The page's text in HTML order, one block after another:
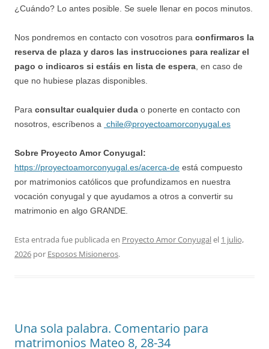
¿Cuándo? Lo antes posible. Se suele llenar en pocos minutos.
Nos pondremos en contacto con vosotros para confirmaros la
reserva de plaza y daros las instrucciones para realizar el
pago o indicaros si estáis en lista de espera , en caso de
que no hubiese plazas disponibles.
Para consultar cualquier duda o ponerte en contacto con
nosotros, escríbenos a chile@proyectoamorconyugal.es
Sobre Proyecto Amor Conyugal:
https://proyectoamorconyugal.es/acerca-de está compuesto
por matrimonios católicos que profundizamos en nuestra
vocación conyugal y que ayudamos a otros a convertir su
matrimonio en algo GRANDE.
Esta entrada fue publicada en Proyecto Amor Conyugalel 1 julio,
2026 por Esposos Misioneros.
Una sola palabra. Comentario para
matrimonios Mateo 8, 28-34